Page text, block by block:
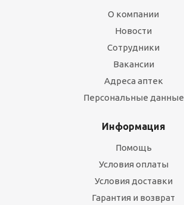
О компании
Новости
Сотрудники
Вакансии
Адреса аптек
Персональные данные
Информация
Помощь
Условия оплаты
Условия доставки
Гарантия и возврат